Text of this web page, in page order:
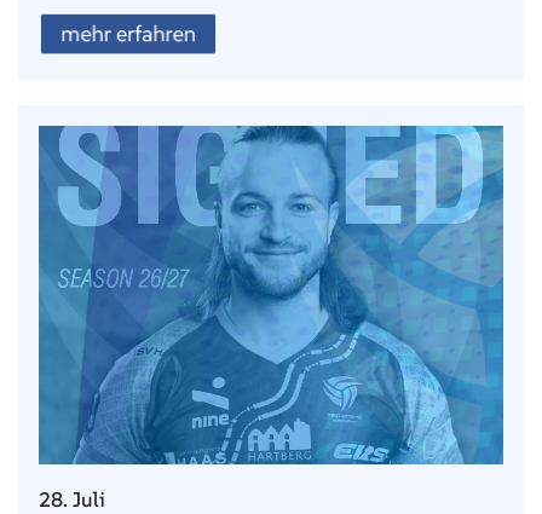
mehr erfahren
28. Juli